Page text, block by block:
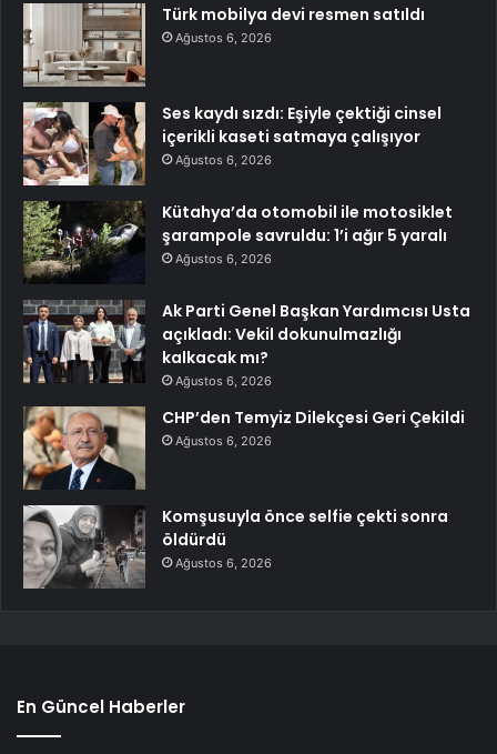
Türk mobilya devi resmen satıldı
Ağustos 6, 2026
Ses kaydı sızdı: Eşiyle çektiği cinsel
içerikli kaseti satmaya çalışıyor
Ağustos 6, 2026
Kütahya’da otomobil ile motosiklet
şarampole savruldu: 1’i ağır 5 yaralı
Ağustos 6, 2026
Ak Parti Genel Başkan Yardımcısı Usta
açıkladı: Vekil dokunulmazlığı
kalkacak mı?
Ağustos 6, 2026
CHP’den Temyiz Dilekçesi Geri Çekildi
Ağustos 6, 2026
Komşusuyla önce selfie çekti sonra
öldürdü
Ağustos 6, 2026
En Güncel Haberler